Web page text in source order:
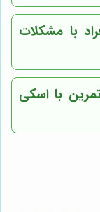
با مشکلات
با اسکی